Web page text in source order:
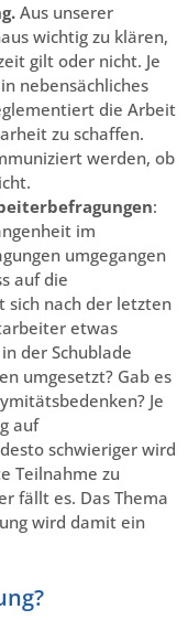
Aus unserer
wichtig zu klären,
gilt oder nicht. Je
nebensächliches
die Arbeit
zu schaffen.
werden, ob
:
im
umgegangen
auf die
sich nach der letzten
etwas
der Schublade
umgesetzt? Gab es
Je
auf
schwieriger wird
Teilnahme zu
fällt es. Das Thema
wird damit ein